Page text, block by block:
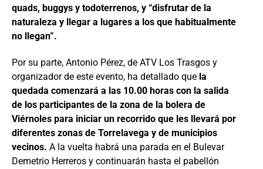
quads, buggys y todoterrenos, y “disfrutar de la
naturaleza y llegar a lugares a los que habitualmente
no llegan”.
Por su parte, Antonio Pérez, de ATV Los Trasgos y
organizador de este evento, ha detallado que la
quedada comenzará a las 10.00 horas con la salida
de los participantes de la zona de la bolera de
Viérnoles para iniciar un recorrido que les llevará por
diferentes zonas de Torrelavega y de municipios
vecinos. A la vuelta habrá una parada en el Bulevar
Demetrio Herreros y continuarán hasta el pabellón